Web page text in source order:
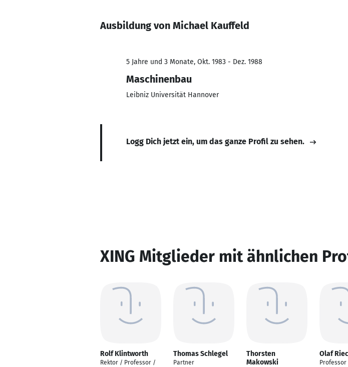
Ausbildung von Michael Kauffeld
5 Jahre und 3 Monate, Okt. 1983 - Dez. 1988
Maschinenbau
Leibniz Universität Hannover
Logg Dich jetzt ein, um das ganze Profil zu sehen.
XING Mitglieder mit ähnlichen
Rolf Klintworth
Rektor / Professor /
Thomas Schlegel
Partner
Thorsten
Makowski
Olaf
Professor